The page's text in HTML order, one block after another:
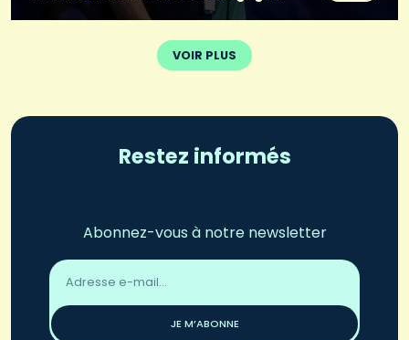
VOIR PLUS
Restez informés
Abonnez-vous à notre newsletter
Adresse
email
JE M’ABONNE